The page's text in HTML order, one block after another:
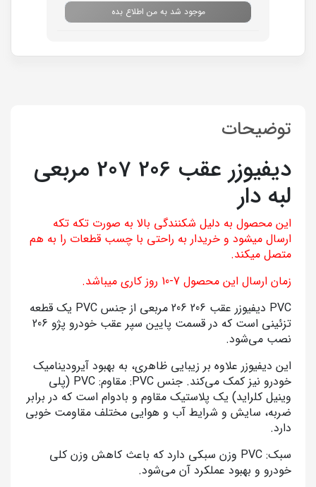
موجود شد به من اطلاع بده
توضیحات
دیفیوزر عقب 206 207 مربعی
لبه دار
این محصول به دلیل شکنندگی بالا به صورت تکه تکه
ارسال میشود و خریدار به راحتی با چسب قطعات را به هم
متصل میکند.
زمان ارسال این محصول 7-10 روز کاری میباشد.
PVC دیفیوزر عقب 206 206 مربعی از جنس PVC یک قطعه
تزئینی است که در قسمت پایین سپر عقب خودرو پژو 206
نصب می‌شود.
این دیفیوزر علاوه بر زیبایی ظاهری، به بهبود آیرودینامیک
خودرو نیز کمک می‌کند. جنس PVC: مقاوم: PVC (پلی
وینیل کلراید) یک پلاستیک مقاوم و بادوام است که در برابر
ضربه، سایش و شرایط آب و هوایی مختلف مقاومت خوبی
دارد.
سبک: PVC وزن سبکی دارد که باعث کاهش وزن کلی
خودرو و بهبود عملکرد آن می‌شود.